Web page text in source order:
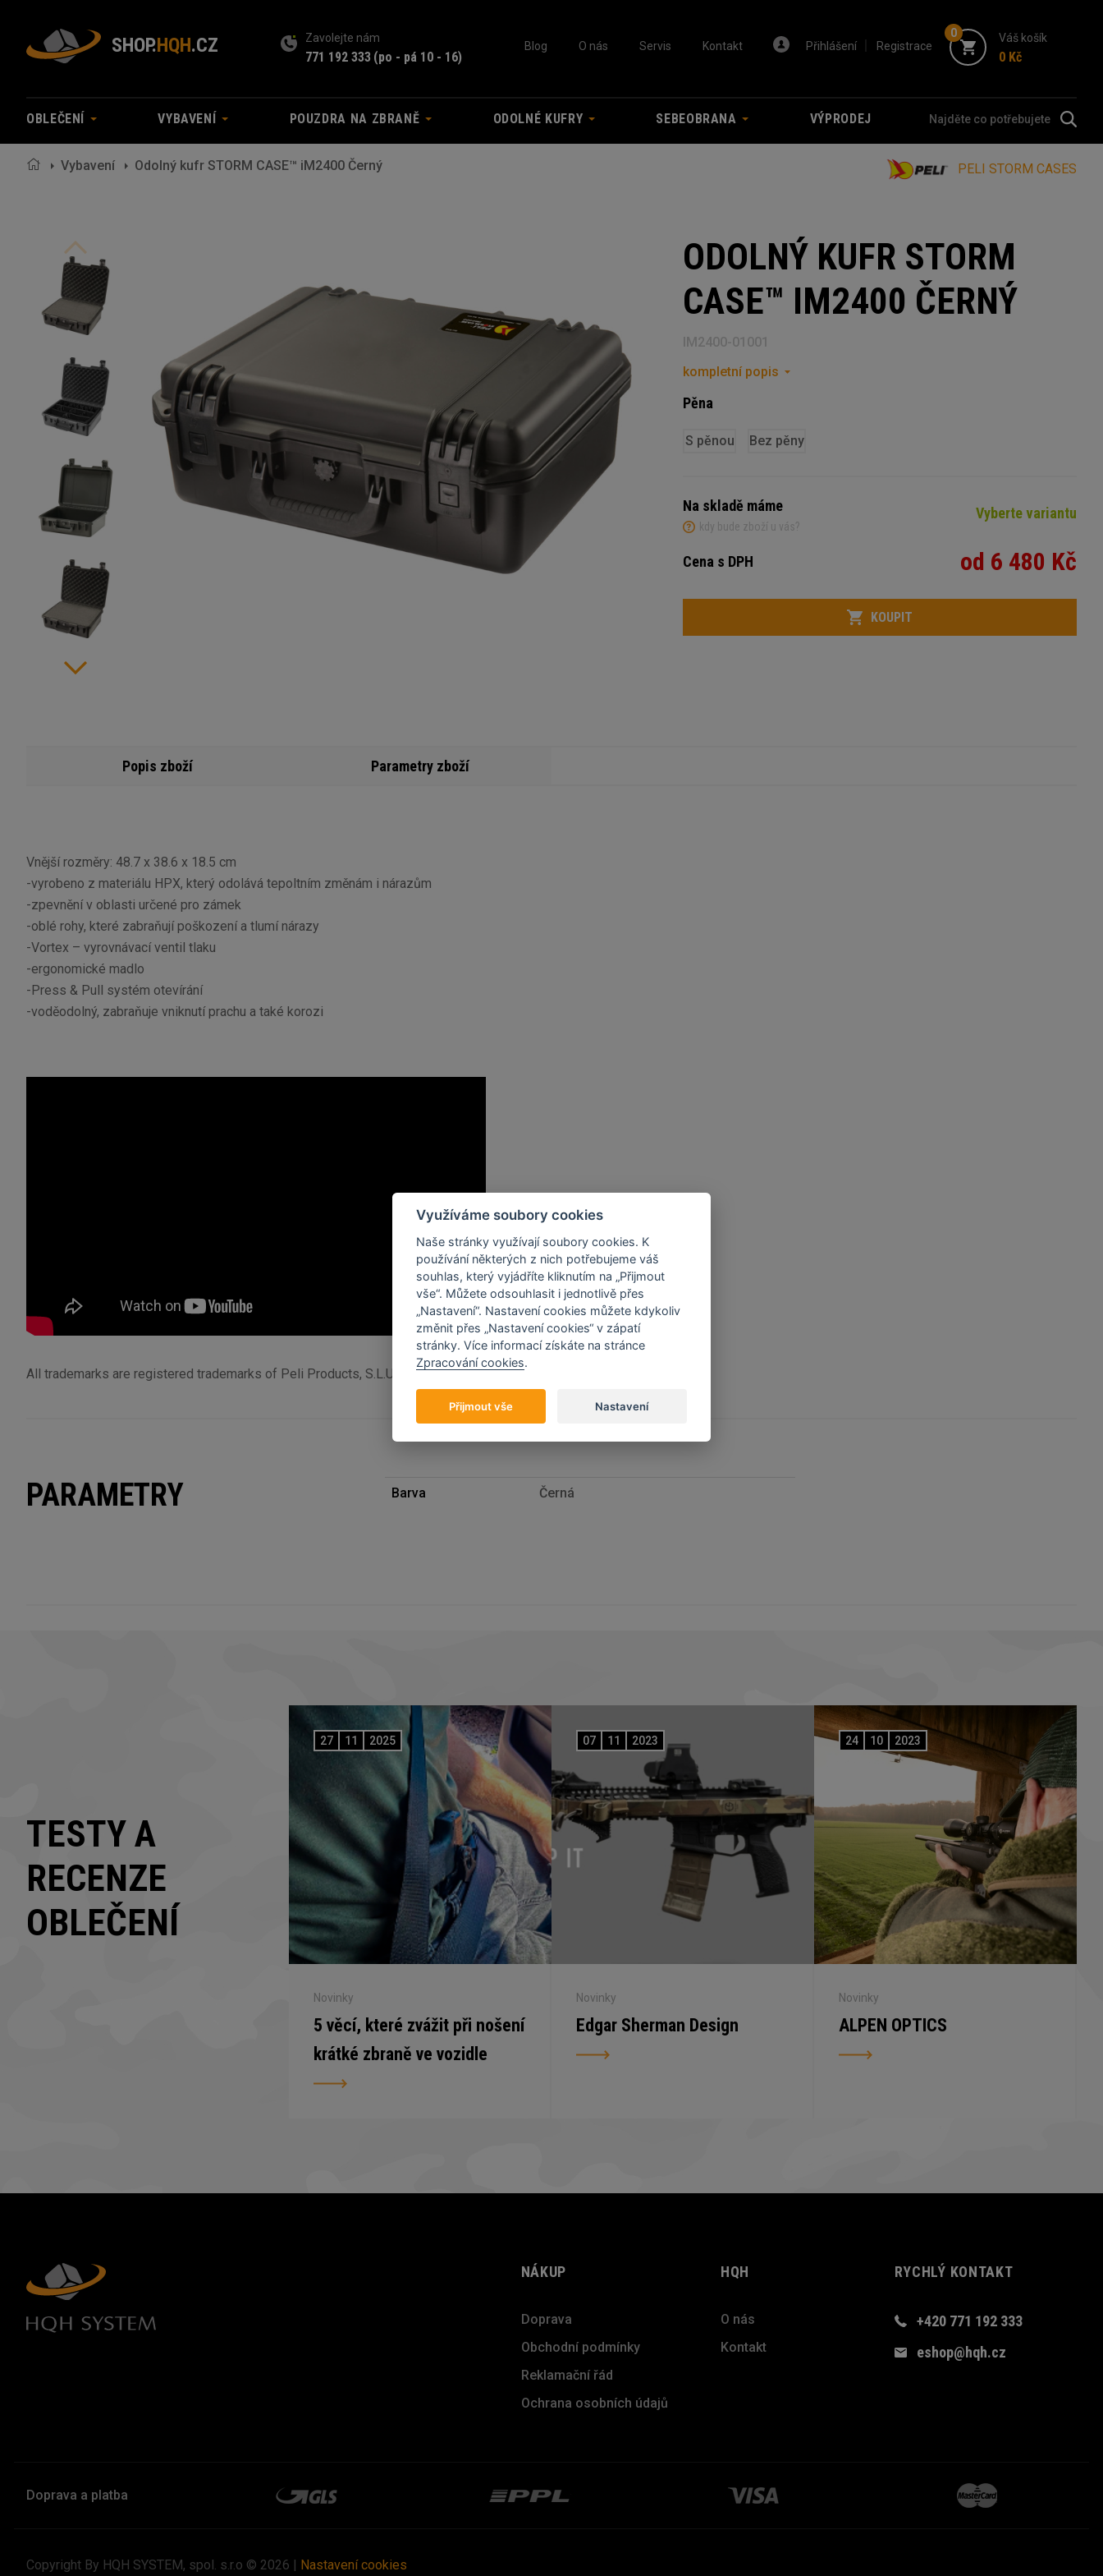
SHOP.HQH.CZ Zavolejte nám
771 192 333 (po - pá 10 - 16)
Blog O nás Servis Kontakt Přihlášení Registrace
0 Váš košík
0 Kč
OBLEČENÍ VYBAVENÍ POUZDRA NA ZBRANĚ ODOLNÉ KUFRY SEBEOBRANA VÝPRODEJ
Vybavení Odolný kufr STORM CASE™ iM2400 Černý PELI STORM CASES
ODOLNÝ KUFR STORM
CASE™ IM2400 ČERNÝ
IM2400-01001
kompletní popis
Pěna
S pěnou Bez pěny
Na skladě máme
kdy bude zboží u vás?
Vyberte variantu
Cena s DPH od 6 480 Kč
Počet
Variant
KOUPIT
Popis zboží Parametry zboží
Vnější rozměry: 48.7 x 38.6 x 18.5 cm
-vyrobeno z materiálu HPX, který odolává tepoltním změnám i nárazům
-zpevnění v oblasti určené pro zámek
-oblé rohy, které zabraňují poškození a tlumí nárazy
-Vortex – vyrovnávací ventil tlaku
-ergonomické madlo
-Press & Pull systém otevírání
-voděodolný, zabraňuje vniknutí prachu a také korozi
All trademarks are registered trademarks of Peli Products, S.L.U
PARAMETRY Barva Černá
TESTY A
RECENZE
OBLEČENÍ
27 11 2025
Novinky
5 věcí, které zvážit při nošení
krátké zbraně ve vozidle
07 11 2023
Novinky
Edgar Sherman Design
24 10 2023
Novinky
ALPEN OPTICS
NÁKUP
Doprava
Obchodní podmínky
Reklamační řád
Ochrana osobních údajů
HQH
O nás
Kontakt
RYCHLÝ KONTAKT
+420 771 192 333
eshop@hqh.cz
Doprava a platba
Copyright By HQH SYSTEM, spol. s.r.o © 2026 | Nastavení cookies
Využíváme soubory cookies
Naše stránky využívají soubory cookies. K
používání některých z nich potřebujeme váš
souhlas, který vyjádříte kliknutím na „Přijmout
vše“. Můžete odsouhlasit i jednotlivě přes
„Nastavení“. Nastavení cookies můžete kdykoliv
změnit přes „Nastavení cookies“ v zápatí
stránky. Více informací získáte na stránce
Zpracování cookies.
Přijmout vše Nastavení